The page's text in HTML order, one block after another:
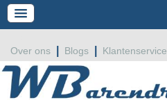
Over ons Blogs Klantenservice